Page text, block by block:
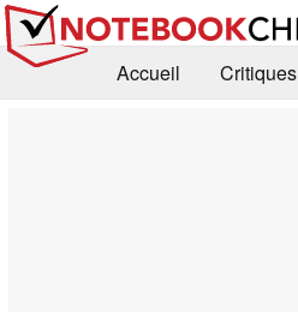
Accueil Critiques